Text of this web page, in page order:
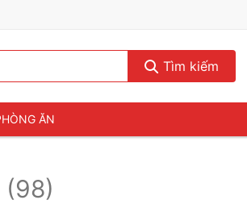
Tìm kiếm
ĂN
(98)